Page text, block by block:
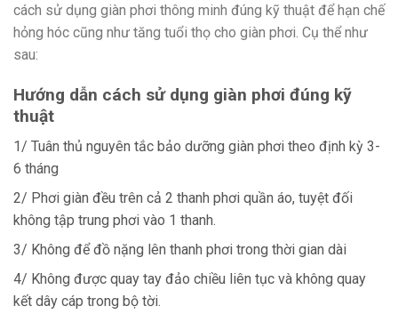
cách sử dụng giàn phơi thông minh đúng kỹ thuật để hạn chế
hỏng hóc cũng như tăng tuổi thọ cho giàn phơi. Cụ thể như
sau:
Hướng dẫn cách sử dụng giàn phơi đúng kỹ
thuật
1/ Tuân thủ nguyên tắc bảo dưỡng giàn phơi theo định kỳ 3-
6 tháng
2/ Phơi giàn đều trên cả 2 thanh phơi quần áo, tuyệt đối
không tập trung phơi vào 1 thanh.
3/ Không để đồ nặng lên thanh phơi trong thời gian dài
4/ Không được quay tay đảo chiều liên tục và không quay
kết dây cáp trong bộ tời.